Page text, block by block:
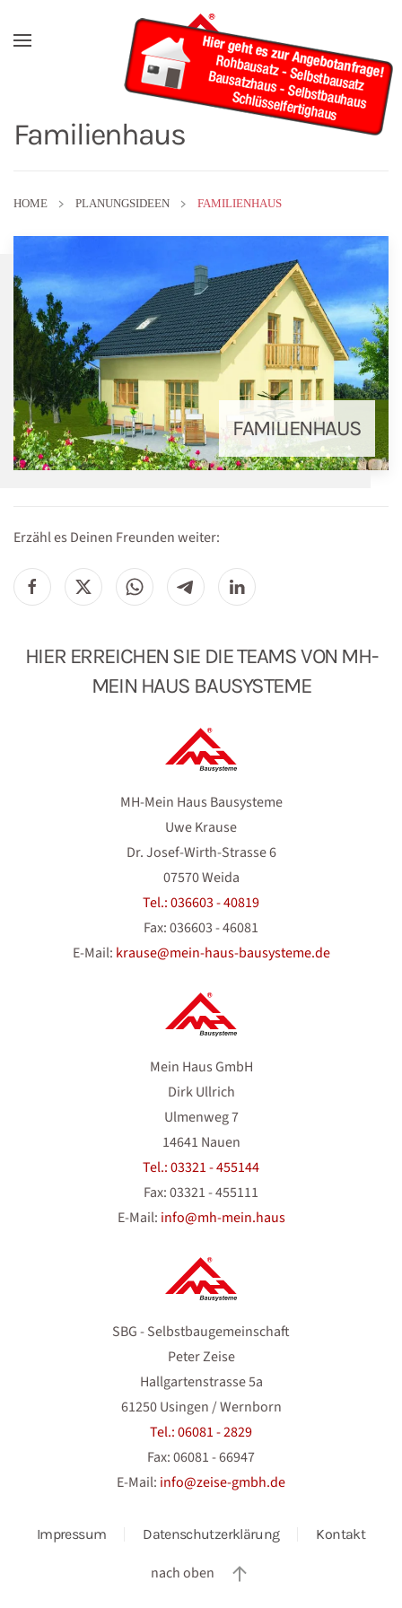
Skip to main content
Familienhaus
HOME PLANUNGSIDEEN FAMILIENHAUS
FAMILIENHAUS
Erzähl es Deinen Freunden weiter:
HIER ERREICHEN SIE DIE TEAMS VON MH-
MEIN HAUS BAUSYSTEME
MH-Mein Haus Bausysteme
Uwe Krause
Dr. Josef-Wirth-Strasse 6
07570 Weida
Tel.: 036603 - 40819
Fax: 036603 - 46081
E-Mail: krause@mein-haus-bausysteme.de
Mein Haus GmbH
Dirk Ullrich
Ulmenweg 7
14641 Nauen
Tel.: 03321 - 455144
Fax: 03321 - 455111
E-Mail: info@mh-mein.haus
SBG - Selbstbaugemeinschaft
Peter Zeise
Hallgartenstrasse 5a
61250 Usingen / Wernborn
Tel.: 06081 - 2829
Fax: 06081 - 66947
E-Mail: info@zeise-gmbh.de
Impressum Datenschutzerklärung Kontakt
nach oben